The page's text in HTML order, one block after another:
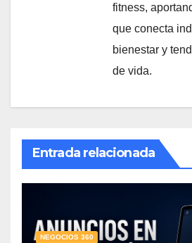
fitness,
que conecta
bienestar y
de vida.
Entrada relacionada
NEGOCIOS 360